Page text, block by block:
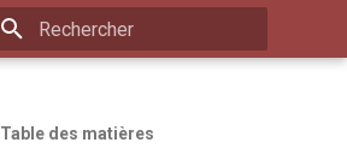
Table des matières